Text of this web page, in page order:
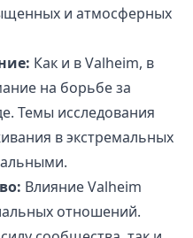
и атмосферных
Как и в Valheim, в
на борьбе за
Темы исследования
в экстремальных
Влияние Valheim
отношений.